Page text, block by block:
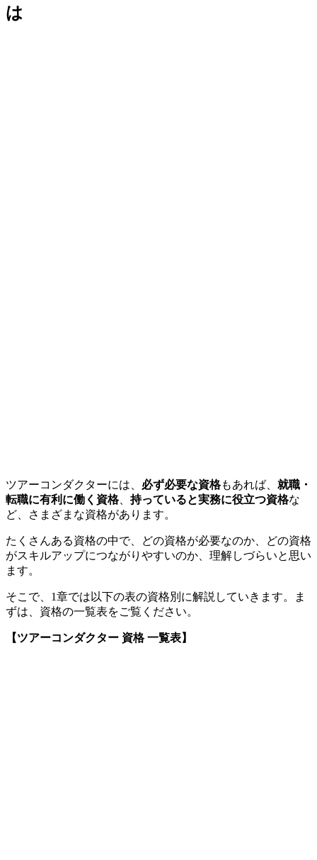
は
ツアーコンダクターには、 必ず必要な資格もあれば、 就職・
転職に有利に働く資格、 持っていると実務に役立つ資格な
ど、さまざまな資格があります。
たくさんある資格の中で、どの資格が必要なのか、どの資格
がスキルアップにつながりやすいのか、理解しづらいと思い
ます。
そこで、1章では以下の表の資格別に解説していきます。ま
ずは、資格の一覧表をご覧ください。
【ツアーコンダクター 資格 一覧表】